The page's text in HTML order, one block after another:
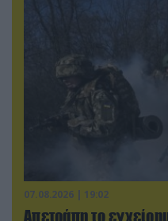
07.08.2026 | 19:02
Απετράπη το